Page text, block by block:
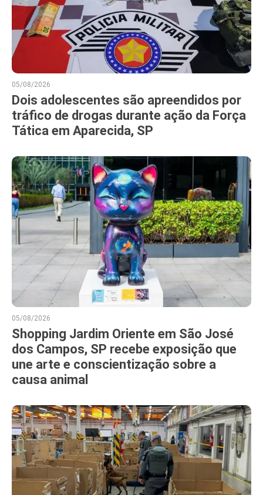
05/08/2026
Dois adolescentes são apreendidos por
tráfico de drogas durante ação da Força
Tática em Aparecida, SP
05/08/2026
Shopping Jardim Oriente em São José
dos Campos, SP recebe exposição que
une arte e conscientização sobre a
causa animal